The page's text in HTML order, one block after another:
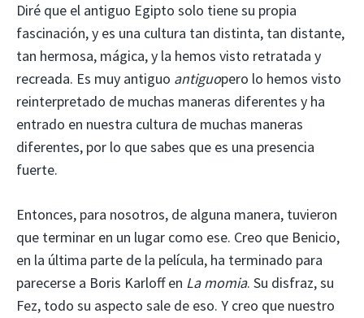
Diré que el antiguo Egipto solo tiene su propia
fascinación, y es una cultura tan distinta, tan distante,
tan hermosa, mágica, y la hemos visto retratada y
recreada. Es muy antiguo antiguopero lo hemos visto
reinterpretado de muchas maneras diferentes y ha
entrado en nuestra cultura de muchas maneras
diferentes, por lo que sabes que es una presencia
fuerte.
Entonces, para nosotros, de alguna manera, tuvieron
que terminar en un lugar como ese. Creo que Benicio,
en la última parte de la película, ha terminado para
parecerse a Boris Karloff en La momia. Su disfraz, su
Fez, todo su aspecto sale de eso. Y creo que nuestro